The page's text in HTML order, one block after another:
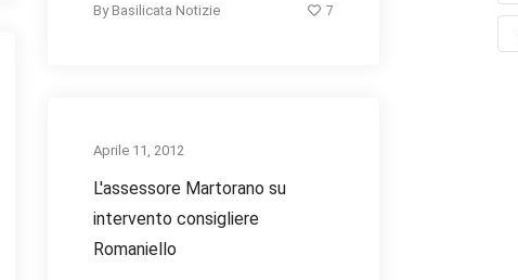
By Basilicata Notizie 7
Aprile 11, 2012
L'assessore Martorano su
intervento consigliere
Romaniello